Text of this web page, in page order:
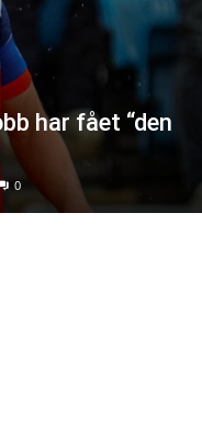
har fået “den
0